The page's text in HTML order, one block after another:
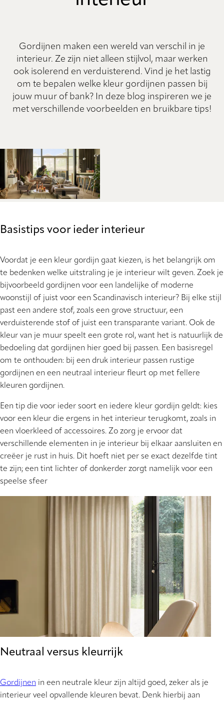
Gordijnen maken een wereld van verschil in je
interieur. Ze zijn niet alleen stijlvol, maar werken
ook isolerend en verduisterend. Vind je het lastig
om te bepalen welke kleur gordijnen passen bij
jouw muur of bank? In deze blog inspireren we je
met verschillende voorbeelden en bruikbare tips!
Basistips voor ieder interieur
Voordat je een kleur gordijn gaat kiezen, is het belangrijk om
te bedenken welke uitstraling je je interieur wilt geven. Zoek je
bijvoorbeeld gordijnen voor een landelijke of moderne
woonstijl of juist voor een Scandinavisch interieur? Bij elke stijl
past een andere stof, zoals een grove structuur, een
verduisterende stof of juist een transparante variant. Ook de
kleur van je muur speelt een grote rol, want het is natuurlijk de
bedoeling dat gordijnen hier goed bij passen. Een basisregel
om te onthouden: bij een druk interieur passen rustige
gordijnen en een neutraal interieur fleurt op met fellere
kleuren gordijnen.
Een tip die voor ieder soort en iedere kleur gordijn geldt: kies
voor een kleur die ergens in het interieur terugkomt, zoals in
een vloerkleed of accessoires. Zo zorg je ervoor dat
verschillende elementen in je interieur bij elkaar aansluiten en
creëer je rust in huis. Dit hoeft niet per se exact dezelfde tint
te zijn; een tint lichter of donkerder zorgt namelijk voor een
speelse sfeer
Neutraal versus kleurrijk
Gordijnen in een neutrale kleur zijn altijd goed, zeker als je
interieur veel opvallende kleuren bevat. Denk hierbij aan